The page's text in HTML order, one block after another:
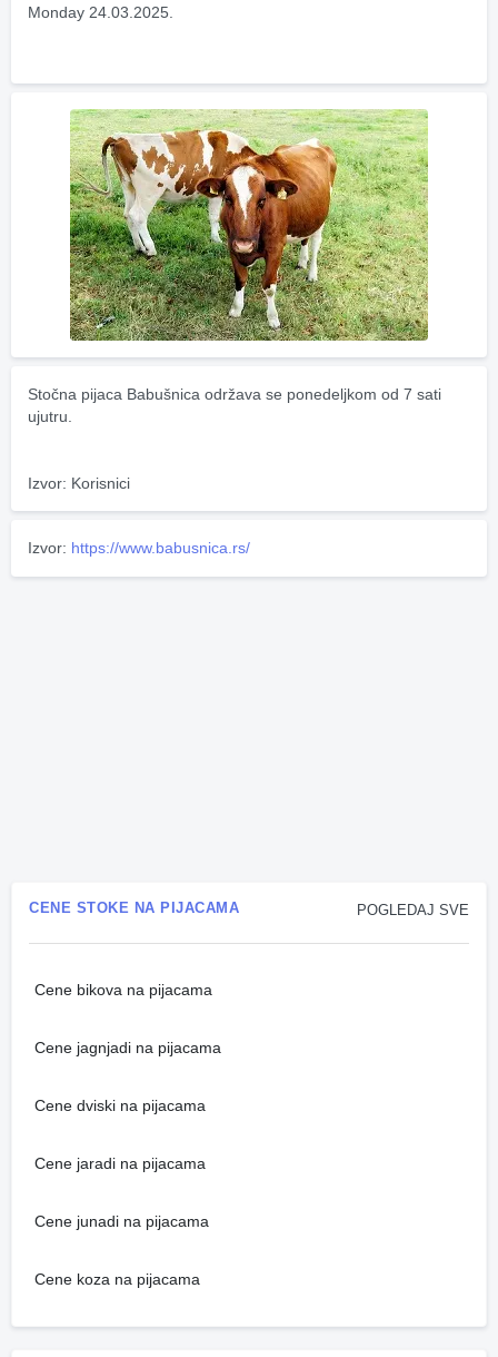
Monday 24.03.2025.
Stočna pijaca Babušnica održava se ponedeljkom od 7 sati
ujutru.
Izvor: Korisnici
Izvor: https://www.babusnica.rs/
POGLEDAJ SVE
CENE STOKE NA PIJACAMA
Cene bikova na pijacama
Cene jagnjadi na pijacama
Cene dviski na pijacama
Cene jaradi na pijacama
Cene junadi na pijacama
Cene koza na pijacama